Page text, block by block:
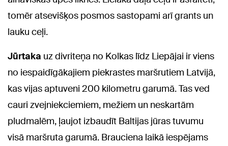
tomēr atsevišķos posmos sastopami arī grants un
lauku ceļi.
Jūrtaka uz divriteņa no Kolkas līdz Liepājai ir viens
no iespaidīgākajiem piekrastes maršrutiem Latvijā,
kas vijas aptuveni 200 kilometru garumā. Tas ved
cauri zvejniekciemiem, mežiem un neskartām
pludmalēm, ļaujot izbaudīt Baltijas jūras tuvumu
visā maršruta garumā. Brauciena laikā iespējams